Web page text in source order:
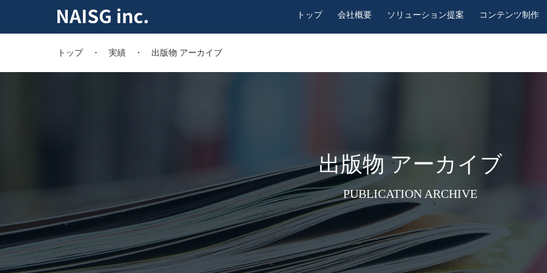
トップ 会社概要 ソリューション提案 コンテンツ制作
トップ 実績 出版物 アーカイブ
出版物 アーカイブ
PUBLICATION ARCHIVE